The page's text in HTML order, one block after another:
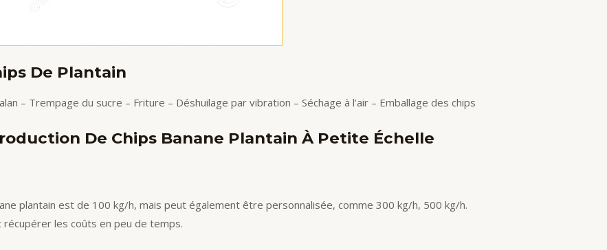
De Plantain
– Trempage du sucre – Friture – Déshuilage par vibration – Séchage à l’air – Emballage des chips
De Chips Banane Plantain À Petite Échelle
plantain est de 100 kg/h, mais peut également être personnalisée, comme 300 kg/h, 500 kg/h.
les coûts en peu de temps.